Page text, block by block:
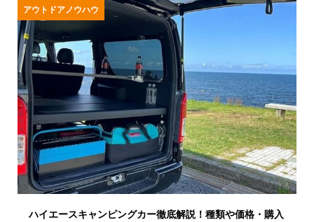
アウトドアノウハウ
ハイエースキャンピングカー徹底解説！種類や価格・購入